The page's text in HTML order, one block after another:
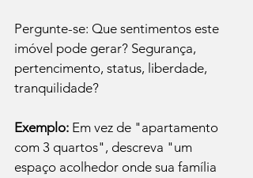
Pergunte-se: Que sentimentos este
imóvel pode gerar? Segurança,
pertencimento, status, liberdade,
tranquilidade?
Exemplo: Em vez de "apartamento
com 3 quartos", descreva "um
espaço acolhedor onde sua família